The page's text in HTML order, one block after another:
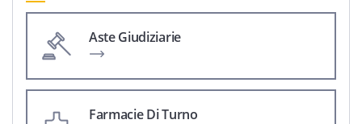
Aste Giudiziarie
Farmacie Di Turno